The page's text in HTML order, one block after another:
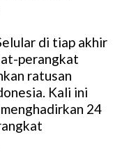
di tiap akhir
perangkat
ratusan
Kali ini
24